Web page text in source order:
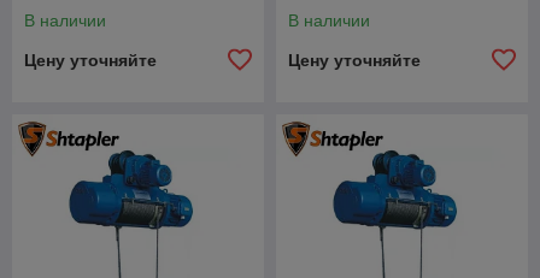
В наличии
Цену уточняйте
В наличии
Цену уточняйте